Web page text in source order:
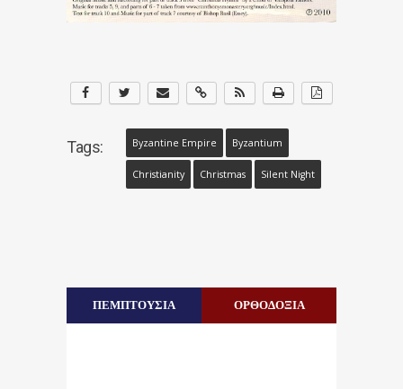
Tags: Byzantine Empire Byzantium
Christianity Christmas Silent Night
ΠΕΜΠΤΟΥΣΙΑ ΟΡΘΟΔΟΞΙΑ